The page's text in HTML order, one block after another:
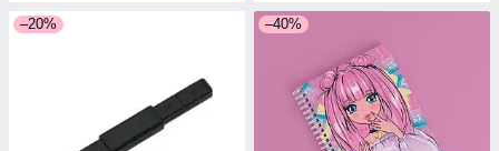
–20% –40%